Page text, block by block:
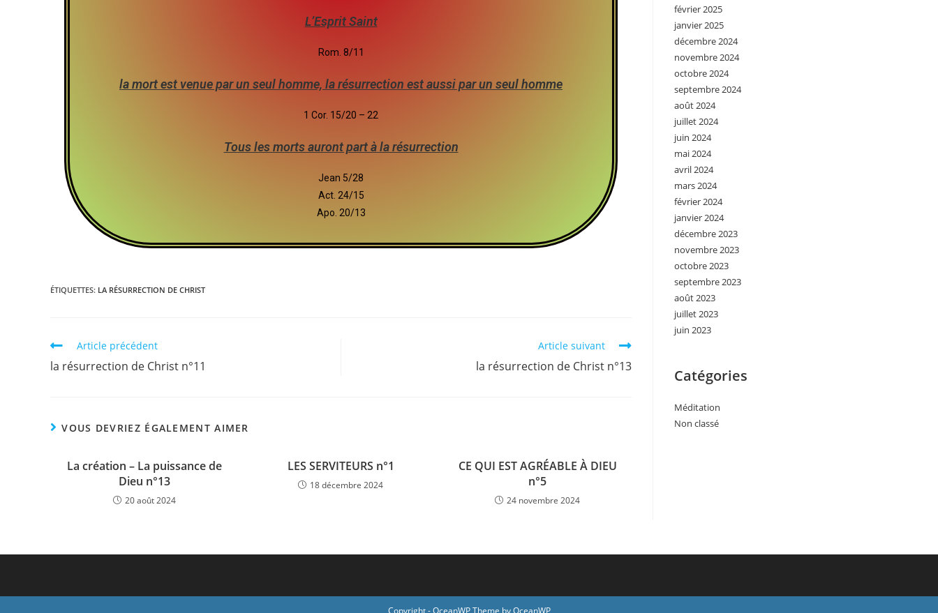
L’Esprit Saint
Rom. 8/11
la mort est venue par un seul homme, la résurrection est aussi par un seul homme
1 Cor. 15/20 – 22
Tous les morts auront part à la résurrection
Jean 5/28
Act. 24/15
Apo. 20/13
ÉTIQUETTES: LA RÉSURRECTION DE CHRIST
Article précédent
la résurrection de Christ n°11
Article suivant
la résurrection de Christ n°13
VOUS DEVRIEZ ÉGALEMENT AIMER
La création – La puissance de
Dieu n°13
20 août 2024
LES SERVITEURS n°1
18 décembre 2024
CE QUI EST AGRÉABLE À DIEU
n°5
24 novembre 2024
février 2025
janvier 2025
décembre 2024
novembre 2024
octobre 2024
septembre 2024
août 2024
juillet 2024
juin 2024
mai 2024
avril 2024
mars 2024
février 2024
janvier 2024
décembre 2023
novembre 2023
octobre 2023
septembre 2023
août 2023
juillet 2023
juin 2023
Catégories
Méditation
Non classé
Copyright - OceanWP Theme by OceanWP